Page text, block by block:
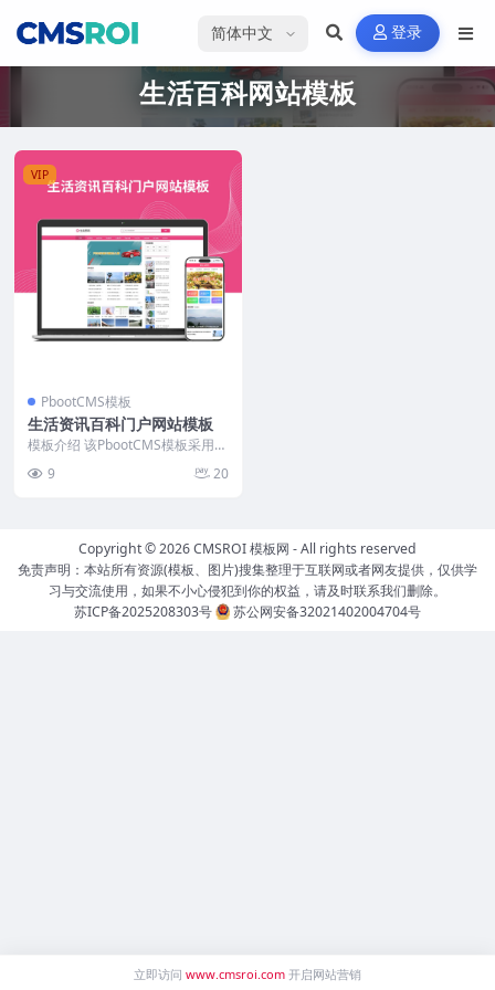
选择语言 登录
生活百科网站模板
VIP
PbootCMS模板
生活资讯百科门户网站模板
模板介绍 该PbootCMS模板采用轻
简洁，...
9 20
Copyright © 2026CMSROI 模板网 - All rights reserved
免责声明：本站所有资源(模板、图片)搜集整理于互联网或者网友提供，仅供学
习与交流使用，如果不小心侵犯到你的权益，请及时联系我们删除。
苏ICP备2025208303号
苏公网安备32021402004704号
立即访问 www.cmsroi.com 开启网站营销